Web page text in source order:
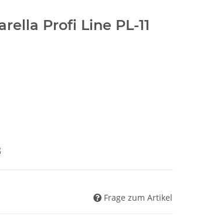
Profi Line PL-11
Frage zum Artikel